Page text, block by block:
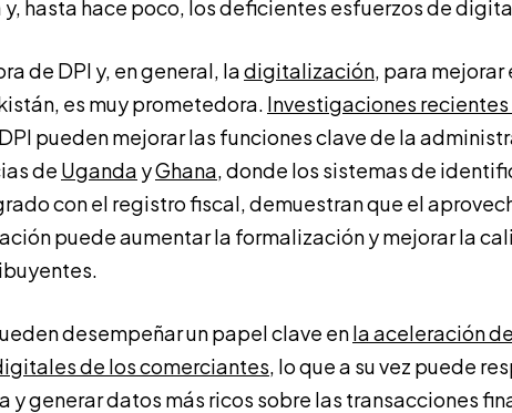
hasta hace poco, los deficientes esfuerzos de
de DPI y, en general, ladigitalización, para mejorar
es muy prometedora. Investigaciones
pueden mejorar las funciones clave de la
de Uganda yGhana, donde los sistemas de
con el registro fiscal, demuestran que el
puede aumentar la formalización y mejorar la
desempeñar un papel clave enla aceleración
de los comerciantes, lo que a su vez puede
y generar datos más ricos sobre las transacciones